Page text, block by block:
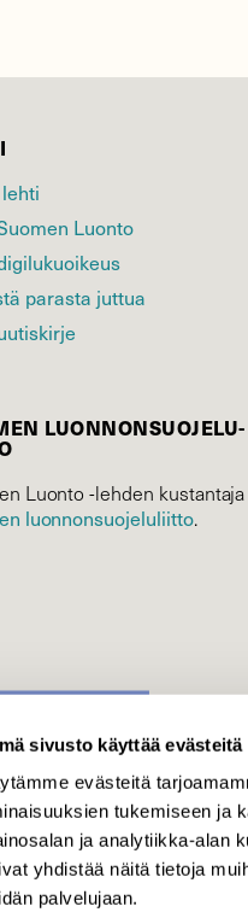
sivusto käyttää evästeitä
evästeitä
tukemiseen ja
ja analytiikka-alan
yhdistää näitä tietoja
palvelujaan.
Luonto
parasta juttua
LUONNON­SUOJELU­
Luonto -lehden kustantaja
luonnonsuojelu­liitto.